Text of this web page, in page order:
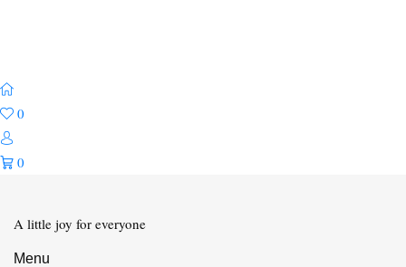
0
0
A little joy for everyone
Menu